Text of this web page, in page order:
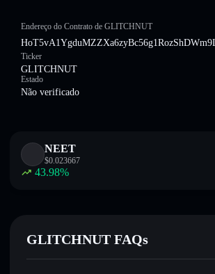
Endereço do Contrato de GLITCHNUT
Ticker
GLITCHNUT
Estado
Não verificado
NEET
$0.023667
43.98%
GLITCHNUT FAQs